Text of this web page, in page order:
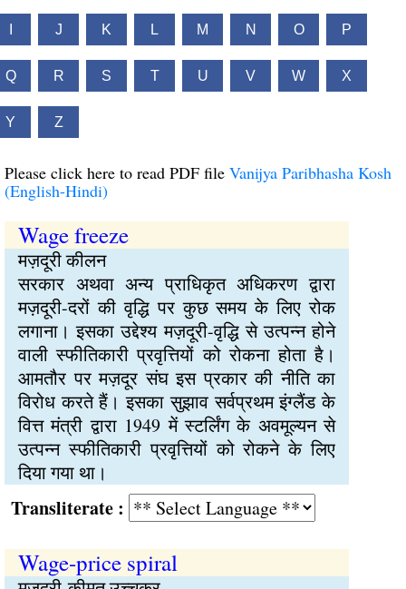
J K L M N O P
Q R S T U V W X
Y Z
Please click here to read PDF file Vanijya Paribhasha Kosh
(English-Hindi)
Wage freeze
मज़दूरी कीलन
सरकार अथवा अन्य प्राधिकृत अधिकरण द्वारा
मज़दूरी-दरों की वृद्धि पर कुछ समय के लिए रोक
लगाना। इसका उद्देश्य मज़दूरी-वृद्धि से उत्पन्न होने
वाली स्फीतिकारी प्रवृत्तियों को रोकना होता है।
आमतौर पर मज़दूर संघ इस प्रकार की नीति का
विरोध करते हैं। इसका सुझाव सर्वप्रथम इंग्लैंड के
वित्त मंत्री द्वारा 1949 में स्टर्लिंग के अवमूल्यन से
उत्पन्न स्फीतिकारी प्रवृत्तियों को रोकने के लिए
दिया गया था।
:
Wage-price spiral